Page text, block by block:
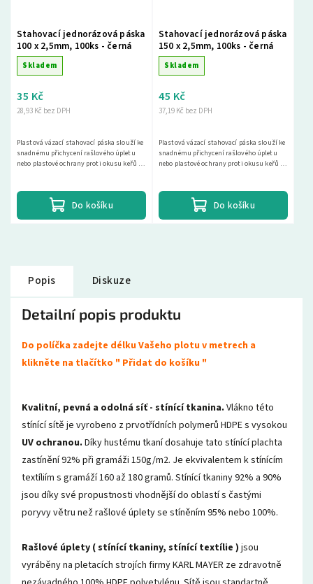
Stahovací jednorázová páska
100 x 2,5mm, 100ks - černá
Skladem
28,93 Kč bez DPH
35 Kč
Do košíku
Plastová vázací stahovací páska slouží ke
snadnému přichycení rašlového úpletu
nebo plastové ochrany proti okusu keřů a
Stahovací jednorázová páska
150 x 2,5mm, 100ks - černá
Skladem
37,19 Kč bez DPH
45 Kč
Do košíku
Plastová vázací stahovací páska slouží ke
snadnému přichycení rašlového úpletu
nebo plastové ochrany proti okusu keřů a
Popis Diskuze
Detailní popis produktu
Do políčka zadejte délku Vašeho plotu v metrech a
klikněte na tlačítko " Přidat do košíku "
Kvalitní, pevná a odolná síť - stínící tkanina. Vlákno této
stínící sítě je vyrobeno z prvotřídních polymerů HDPE s vysokou
UV ochranou. Díky hustému tkaní dosahuje tato stínící plachta
zastínění 92% při gramáži 150g/m2. Je ekvivalentem k stínícím
textíliím s gramáží 160 až 180 gramů. Stínící tkaniny 92% a 90%
jsou díky své propustnosti vhodnější do oblastí s častými
poryvy větru než rašlové úplety se stíněním 95% nebo 100%.
Rašlové úplety ( stínící tkaniny, stínící textílie ) jsou
vyráběny na pletacích strojích firmy KARL MAYER ze zdravotně